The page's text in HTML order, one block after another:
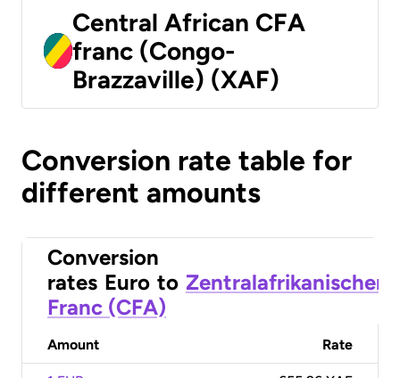
Central African CFA
franc (Congo-
Brazzaville) (XAF)
Conversion rate table for
different amounts
Conversion
rates Euro to Zentralafrikanischer
Franc (CFA)
Amount Rate